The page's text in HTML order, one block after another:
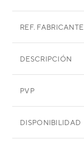
REF. FABRICANTE
DESCRIPCIÓN
PVP
DISPONIBILIDAD